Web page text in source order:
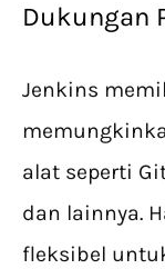
Dukungan
Jenkins
alat seperti
dan lainnya.
fleksibel